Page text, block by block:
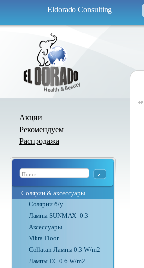
Eldorado Consulting
Акции
Рекомендуем
Распродажа
Солярии & аксессуары
Солярии б/у
Лампы SUNMAX- 0.3
Аксессуары
Vibra Floor
Collatan Лампы 0.3 W/m2
Лампы ЕС 0.6 W/m2